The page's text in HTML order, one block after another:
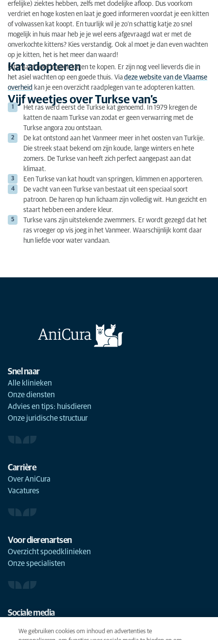
erfelijke) ziektes hebben, zelfs met dodelijke afloop. Dus voorkom
verdriet en hoge kosten en laat je goed informeren voordat je een kitten
of volwassen kat koopt. En tuurlijk wil je zo’n schattig katje zo snel
mogelijk in huis maar heb je je wel eens afgevraagd wat er met de
onverkochte kittens? Kies verstandig. Ook al moet je dan even wachten
op je kitten, het is het meer dan waard!
Kat adopteren
Uiteraard hoef je geen kitten te kopen. Er zijn nog veel lieverds die in
het asiel wachten op een goede thuis. Via deze website van de Vlaamse
overheid kan je een overzicht raadplegen van te adopteren katten.
Vijf weetjes over Turkse van’s
Het ras werd eerst de Turkse kat genoemd. In 1979 kregen de
katten de naam Turkse van zodat er geen verwarring met de
Turkse angora zou ontstaan.
De kat ontstond aan het Vanmeer meer in het oosten van Turkije.
Die streek staat bekend om zijn koude, lange winters en hete
zomers. De Turkse van heeft zich perfect aangepast aan dat
klimaat.
Een Turkse van kat houdt van springen, klimmen en apporteren.
De vacht van een Turkse van bestaat uit een speciaal soort
patroon. De haren op hun lichaam zijn volledig wit. Hun gezicht en
staart hebben een andere kleur.
Turkse vans zijn uitstekende zwemmers. Er wordt gezegd dat het
ras vroeger op vis joeg in het Vanmeer. Waarschijnlijk komt daar
hun liefde voor water vandaan.
Snel naar
Alle klinieken
Onze diensten
Advies en tips: huisdieren
Onze juridische structuur
Carrière
Over AniCura
Vacatures
Voor dierenartsen
Overzicht spoedklinieken
Onze specialisten
Sociale media
We gebruiken cookies om inhoud en advertenties te